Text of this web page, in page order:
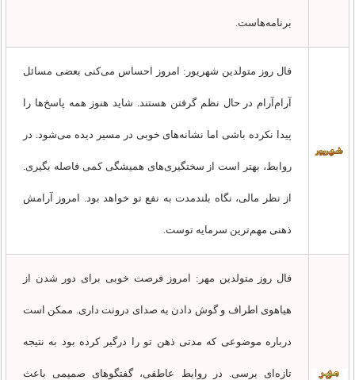
برنامه‌هاست.
فال روز متولدین شهریور: امروز احساس می‌کنی بعضی مسائل
آرام‌آرام در حال نظم گرفتن هستند. شاید هنوز همه پاسخ‌ها را
پیدا نکرده باشی اما نشانه‌های خوبی در مسیر دیده می‌شود. در
روابط، بهتر است از سختگیری‌های همیشگی کمی فاصله بگیری.
از نظر مالی، نگاه بلندمدت به نفع تو خواهد بود. امروز آرامش
ذهنی مهم‌ترین سرمایه توست.
فال روز متولدین مهر: امروز فرصت خوبی برای دور شدن از
هیاهوی اطراف و گوش دادن به صدای درونت داری. ممکن است
درباره موضوعی که مدتی ذهن تو را درگیر کرده بود به نتیجه
تازه‌ای برسی. در روابط عاطفی، گفتگوهای صمیمی باعث